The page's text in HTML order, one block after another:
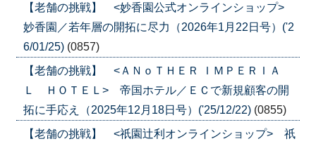
【老舗の挑戦】 <妙香園公式オンラインショップ>
妙香園／若年層の開拓に尽力（2026年1月22日号）('2
6/01/25) (0857)
【老舗の挑戦】 <ＡＮｏＴＨＥＲ ＩＭＰＥＲＩＡ
Ｌ ＨＯＴＥＬ> 帝国ホテル／ＥＣで新規顧客の開
拓に手応え（2025年12月18日号）('25/12/22) (0855)
【老舗の挑戦】 <祇園辻利オンラインショップ> 祇